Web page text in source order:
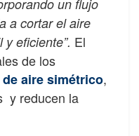
un flujo
a cortar el aire
eficiente”. El
de los
aire simétrico,
y reducen la